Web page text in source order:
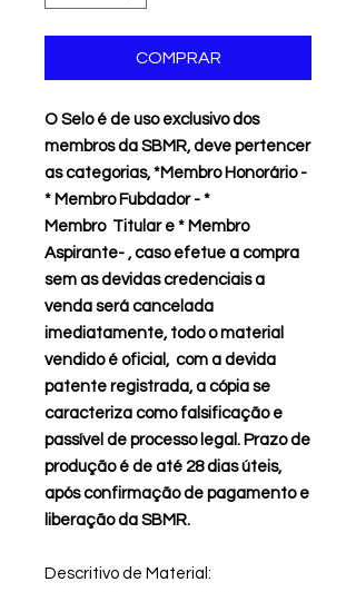
COMPRAR
O Selo é de uso exclusivo dos
membros da SBMR, deve pertencer
as categorias, *Membro Honorário -
* Membro Fubdador - *
Membro Titular e * Membro
Aspirante- , caso efetue a compra
sem as devidas credenciais a
venda será cancelada
imediatamente, todo o material
vendido é oficial, com a devida
patente registrada, a cópia se
caracteriza como falsificação e
passível de processo legal. Prazo de
produção é de até 28 dias úteis,
após confirmação de pagamento e
liberação da SBMR.
Descritivo de Material: